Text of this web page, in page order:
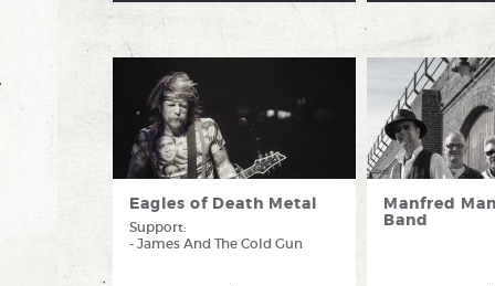
Amager Bio i foråret 2027.
Eagles of Death Metal
Support:
- James And The Cold Gun
Manfred
Band